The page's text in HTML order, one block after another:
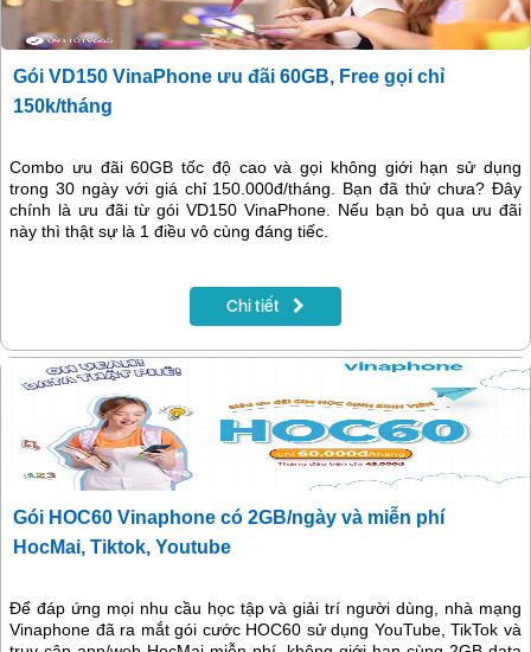
Gói VD150 VinaPhone ưu đãi 60GB, Free gọi chỉ
150k/tháng
Combo ưu đãi 60GB tốc độ cao và gọi không giới hạn sử dụng
trong 30 ngày với giá chỉ 150.000đ/tháng. Bạn đã thử chưa? Đây
chính là ưu đãi từ gói VD150 VinaPhone. Nếu bạn bỏ qua ưu đãi
này thì thật sự là 1 điều vô cùng đáng tiếc.
Chi tiết
Gói HOC60 Vinaphone có 2GB/ngày và miễn phí
HocMai, Tiktok, Youtube
Để đáp ứng mọi nhu cầu học tập và giải trí người dùng, nhà mạng
Vinaphone đã ra mắt gói cước HOC60 sử dụng YouTube, TikTok và